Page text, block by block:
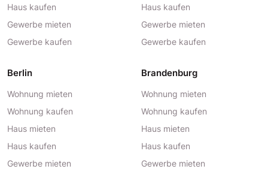
Haus kaufen
Gewerbe mieten
Gewerbe kaufen
Haus kaufen
Gewerbe mieten
Gewerbe kaufen
Berlin
Wohnung mieten
Wohnung kaufen
Haus mieten
Haus kaufen
Gewerbe mieten
Brandenburg
Wohnung mieten
Wohnung kaufen
Haus mieten
Haus kaufen
Gewerbe mieten